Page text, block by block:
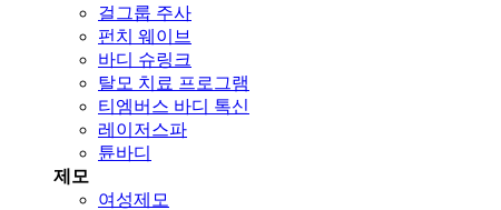
걸그룹 주사
펀치 웨이브
바디 슈링크
탈모 치료 프로그램
티엠버스 바디 톡신
레이저스파
튠바디
제모
여성제모